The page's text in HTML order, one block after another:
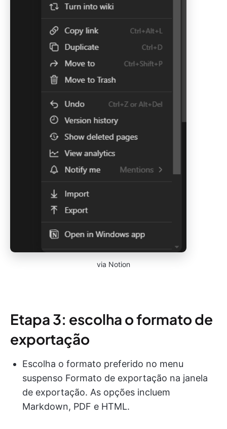
via Notion
Etapa 3: escolha o formato de
exportação
Escolha o formato preferido no menu
suspenso Formato de exportação na janela
de exportação. As opções incluem
Markdown, PDF e HTML.